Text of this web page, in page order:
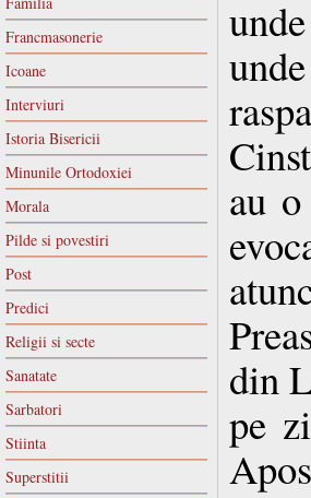
Francmasonerie
Icoane
Interviuri
Istoria Bisericii
Minunile Ortodoxiei
Morala
Pilde si povestiri
Post
Predici
Religii si secte
Sanatate
Sarbatori
Stiinta
Superstitii
au
din
pe